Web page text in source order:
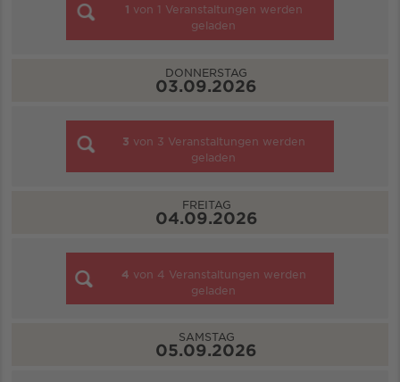
1 von 1 Veranstaltungen werden
geladen
DONNERSTAG
03.09.2026
3 von 3 Veranstaltungen werden
geladen
FREITAG
04.09.2026
4 von 4 Veranstaltungen werden
geladen
SAMSTAG
05.09.2026